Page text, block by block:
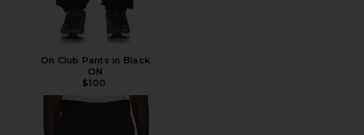
On Club Pants in Black
ON
$100